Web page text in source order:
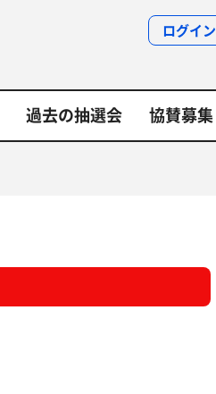
ログイン
過去の抽選会 協賛募集